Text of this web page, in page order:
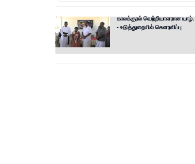
காலக்குரல் வெற்றியாளரான
- உடுத்துறையில் கெளரவிப்பு